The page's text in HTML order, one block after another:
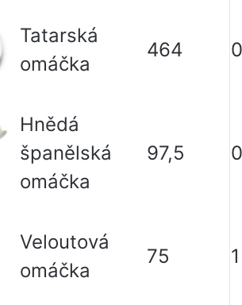
Tatarská
omáčka
464
Hnědá
španělská
omáčka
97,5
Veloutová
omáčka
75 1